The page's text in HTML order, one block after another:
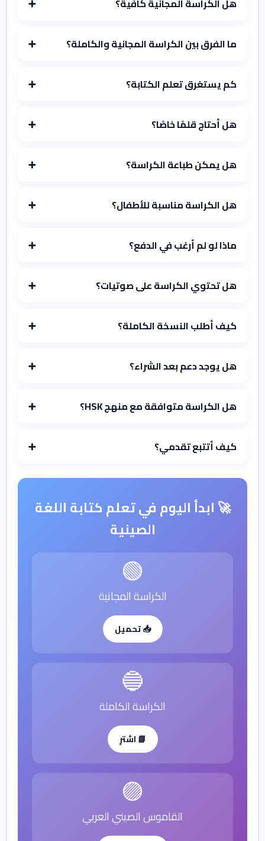
هل الكراسة المجانية كافية؟ ➕
ما الفرق بين الكراسة المجانية والكاملة؟ ➕
كم يستغرق تعلم الكتابة؟ ➕
هل أحتاج قلمًا خاصًا؟ ➕
هل يمكن طباعة الكراسة؟ ➕
هل الكراسة مناسبة للأطفال؟ ➕
ماذا لو لم أرغب في الدفع؟ ➕
هل تحتوي الكراسة على صوتيات؟ ➕
كيف أطلب النسخة الكاملة؟ ➕
هل يوجد دعم بعد الشراء؟ ➕
هل الكراسة متوافقة مع منهج HSK؟ ➕
كيف أتتبع تقدمي؟ ➕
🚀 ابدأ اليوم في تعلم كتابة اللغة
الصينية
🟢
الكراسة المجانية
📥 تحميل
🔵
الكراسة الكاملة
📘 اشترِ
🟣
القاموس الصيني العربي